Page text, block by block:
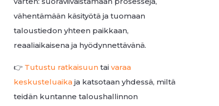
vähentämään käsityötä ja tuomaan
taloustiedon yhteen paikkaan,
reaaliaikaisena ja hyödynnettävänä.
👉 Tutustu ratkaisuun taivaraa
keskusteluaika ja katsotaan yhdessä, miltä
teidän kuntanne taloushallinnon